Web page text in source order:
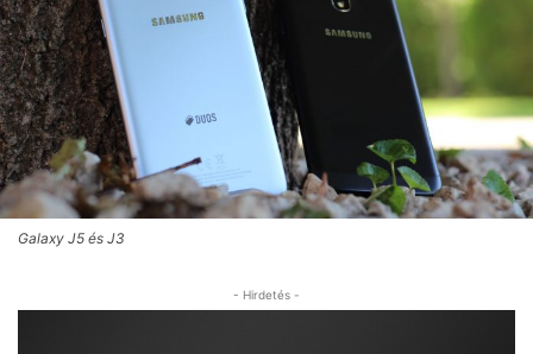
Galaxy J5 és J3
- Hirdetés -